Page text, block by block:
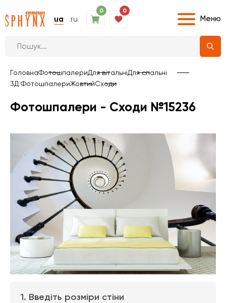
ua ru
0 0
Меню
ГоловнаФотошпалериДля вітальніДля спальні
3Д ФотошпалериЖовтийСходи
Фотошпалери - Сходи №15236
1. Введіть розміри стіни